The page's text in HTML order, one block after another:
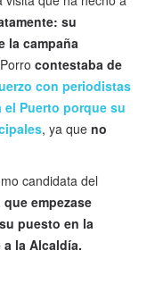
su
la campaña
contestaba de
con periodistas
Puerto porque su
, ya que no
candidata del
empezase
puesto en la
la Alcaldía.